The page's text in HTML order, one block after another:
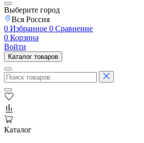
Выберите город
Вся Россия
0 Избранное 0 Сравнение
0 Корзина
Войти
Каталог товаров
Каталог